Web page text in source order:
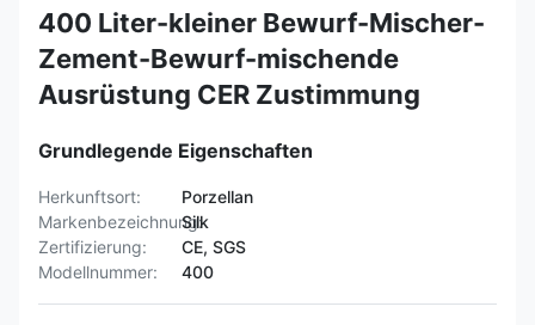
400 Liter-kleiner Bewurf-Mischer-
Zement-Bewurf-mischende
Ausrüstung CER Zustimmung
Grundlegende Eigenschaften
Herkunftsort:
Porzellan
Markenbezeichnung:
Silk
Zertifizierung:
CE, SGS
Modellnummer:
400